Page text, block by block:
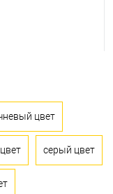
цвет
серый цвет